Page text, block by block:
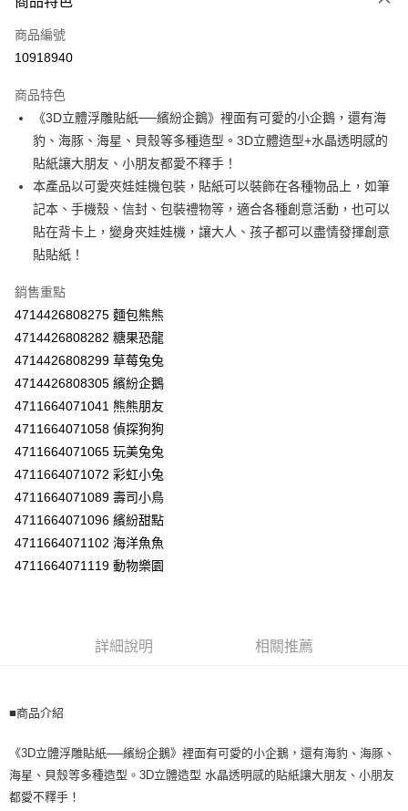
Apple Pay
悠遊付
Google Pay
AFTEE先享後付
相關說明
【關於「AFTEE先享後付」】
AFTEE先享後付是「在收到商品之後才付款」的支付方式。 讓您購物簡單
便利好安心！
１．簡單：不需註冊會員、不需綁卡、不需儲值。
３．安心：先確認商品／服務後，再付款。
【「AFTEE先享後付」結帳流程】
１．於結帳方式選擇「AFTEE先享後付」後，將跳轉至「AFTEE先享後付」
結帳頁面，進行簡訊認證並確認金額後，即可完成結帳。
２．訂單成立數日內，您將收到繳費通知簡訊。
ATM／網路銀行／等多元方式進行付款，方視為交易完成。
※ 請注意：結帳手續完成當下不需立刻繳費，但若您需要取消訂單，請聯絡
購買商品的店家。未經商家同意取消之訂單仍視為有效，需透過AFTEE先享
後付繳納相關費用。
※ 交易是否成功請以「AFTEE先享後付 」之結帳頁面顯示為準，若有關於
是否繳費成功／繳費後需取消欲退款等相關疑問，請聯繫「AFTEE先享後付
【注意事項】
１．透過由恩沛科技股份有限公司提供之「AFTEE先享後付」服務完成之交
易，需依本服務之必要範圍內提供個人資料，並將交易相關給付款項請求債
３．未成年的使用者請事先徵得法定代理人或監護人之同意方可使用
「AFTEE先享後付」，若未經同意申辦者引起之損失，本公司不負相關責
時審查核予不同之上限額度；若仍有額度不足之情形，本公司將視審查結果
請求用戶進行身份認證。
恩沛科技股份有限公司將有權停止該用戶之使用額度並採取法律行動。
ATM付款
全家取貨付款
付款後全家取貨
每筆NT$60，滿NT$590(含以上)免運費
每筆NT$60，滿NT$590(含以上)免運費
付款後7-11取貨
每筆NT$60，滿NT$590(含以上)免運費
宅配
每筆NT$100，滿NT$590(含以上)免運費
商品編號
10918940
商品特色
《3D立體浮雕貼紙──繽紛企鵝》裡面有可愛的小企鵝，還有海
豹、海豚、海星、貝殼等多種造型。3D立體造型+水晶透明感的
貼紙讓大朋友、小朋友都愛不釋手！
本產品以可愛夾娃娃機包裝，貼紙可以裝飾在各種物品上，如筆
記本、手機殼、信封、包裝禮物等，適合各種創意活動，也可以
貼在背卡上，變身夾娃娃機，讓大人、孩子都可以盡情發揮創意
貼貼紙！
銷售重點
4714426808275 麵包熊熊
4714426808282 糖果恐龍
4714426808299 草莓兔兔
4714426808305 繽紛企鵝
4711664071041 熊熊朋友
4711664071058 偵探狗狗
4711664071065 玩美兔兔
4711664071072 彩虹小兔
4711664071089 壽司小鳥
4711664071096 繽紛甜點
4711664071102 海洋魚魚
4711664071119 動物樂園
詳細說明 相關推薦
■商品介紹
《3D立體浮雕貼紙──繽紛企鵝》裡面有可愛的小企鵝，還有海豹、海豚、
海星、貝殼等多種造型。3D立體造型 水晶透明感的貼紙讓大朋友、小朋友
都愛不釋手！